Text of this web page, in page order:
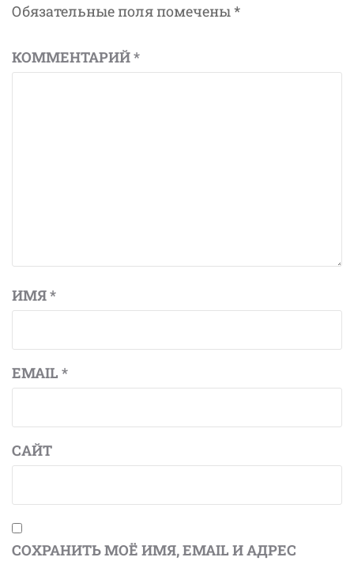
Обязательные поля помечены*
КОММЕНТАРИЙ*
ИМЯ*
EMAIL *
САЙТ
СОХРАНИТЬ МОЁ ИМЯ, EMAIL И АДРЕС